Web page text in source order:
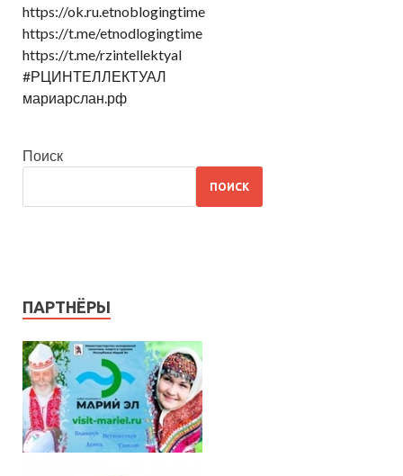
https://ok.ru.etnoblogingtime
https://t.me/etnodlogingtime
https://t.me/rzintellektyal
#РЦИНТЕЛЛЕКТУАЛ
мариарслан.рф
Поиск
ПОИСК
ПАРТНЁРЫ